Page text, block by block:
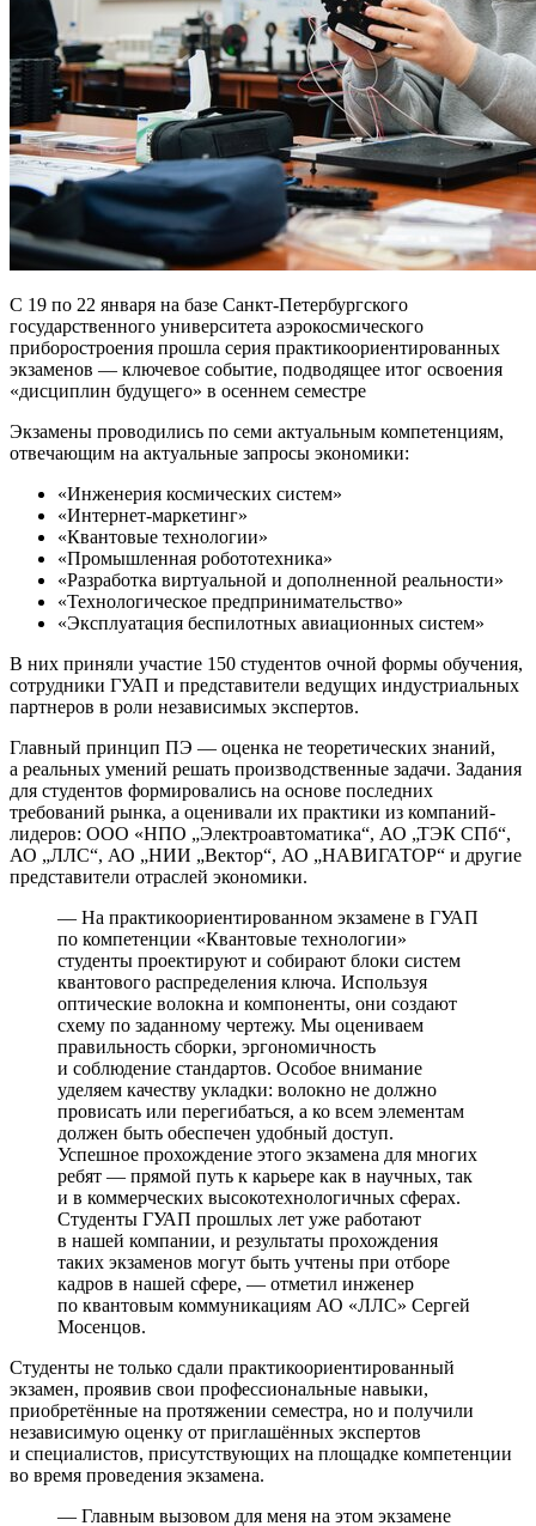
С 19 по 22 января на базе Санкт-Петербургского
государственного университета аэрокосмического
приборостроения прошла серия практикоориентированных
экзаменов — ключевое событие, подводящее итог освоения
«дисциплин будущего» в осеннем семестре
Экзамены проводились по семи актуальным компетенциям,
отвечающим на актуальные запросы экономики:
«Инженерия космических систем»
«Интернет-маркетинг»
«Квантовые технологии»
«Промышленная робототехника»
«Разработка виртуальной и дополненной реальности»
«Технологическое предпринимательство»
«Эксплуатация беспилотных авиационных систем»
В них приняли участие 150 студентов очной формы обучения,
сотрудники ГУАП и представители ведущих индустриальных
партнеров в роли независимых экспертов.
Главный принцип ПЭ — оценка не теоретических знаний,
а реальных умений решать производственные задачи. Задания
для студентов формировались на основе последних
требований рынка, а оценивали их практики из компаний-
лидеров: ООО «НПО „Электроавтоматика“, АО „ТЭК СПб“,
АО „ЛЛС“, АО „НИИ „Вектор“, АО „НАВИГАТОР“ и другие
представители отраслей экономики.
— На практикоориентированном экзамене в ГУАП
по компетенции «Квантовые технологии»
студенты проектируют и собирают блоки систем
квантового распределения ключа. Используя
оптические волокна и компоненты, они создают
схему по заданному чертежу. Мы оцениваем
правильность сборки, эргономичность
и соблюдение стандартов. Особое внимание
уделяем качеству укладки: волокно не должно
провисать или перегибаться, а ко всем элементам
должен быть обеспечен удобный доступ.
Успешное прохождение этого экзамена для многих
ребят — прямой путь к карьере как в научных, так
и в коммерческих высокотехнологичных сферах.
Студенты ГУАП прошлых лет уже работают
в нашей компании, и результаты прохождения
таких экзаменов могут быть учтены при отборе
кадров в нашей сфере, — отметил инженер
по квантовым коммуникациям АО «ЛЛС» Сергей
Мосенцов.
Студенты не только сдали практикоориентированный
экзамен, проявив свои профессиональные навыки,
приобретённые на протяжении семестра, но и получили
независимую оценку от приглашённых экспертов
и специалистов, присутствующих на площадке компетенции
во время проведения экзамена.
— Главным вызовом для меня на этом экзамене